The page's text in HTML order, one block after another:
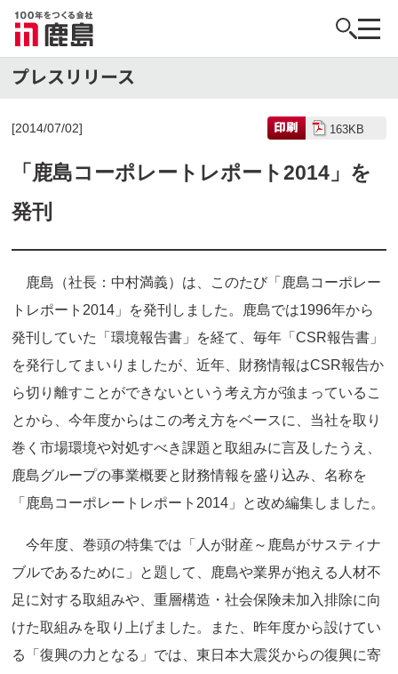
[2014/07/02] 163KB
「鹿島コーポレートレポート2014」を
発刊
鹿島（社長：中村満義）は、このたび「鹿島コーポレー
トレポート2014」を発刊しました。鹿島では1996年から
発刊していた「環境報告書」を経て、毎年「CSR報告書」
を発行してまいりましたが、近年、財務情報はCSR報告か
ら切り離すことができないという考え方が強まっているこ
とから、今年度からはこの考え方をベースに、当社を取り
巻く市場環境や対処すべき課題と取組みに言及したうえ、
鹿島グループの事業概要と財務情報を盛り込み、名称を
「鹿島コーポレートレポート2014」と改め編集しました。
今年度、巻頭の特集では「人が財産～鹿島がサスティナ
ブルであるために」と題して、鹿島や業界が抱える人材不
足に対する取組みや、重層構造・社会保険未加入排除に向
けた取組みを取り上げました。また、昨年度から設けてい
る「復興の力となる」では、東日本大震災からの復興に寄